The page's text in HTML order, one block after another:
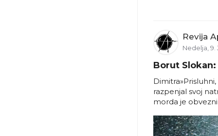
Revija
Nedelja, 9.
razpenjal svoj
morda je